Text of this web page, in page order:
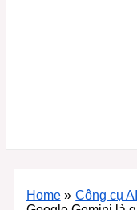
Home
Công cụ AI